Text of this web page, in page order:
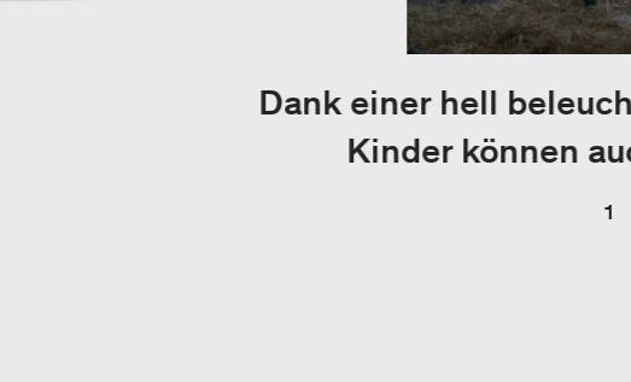
Dank einer hell
Kinder können
1